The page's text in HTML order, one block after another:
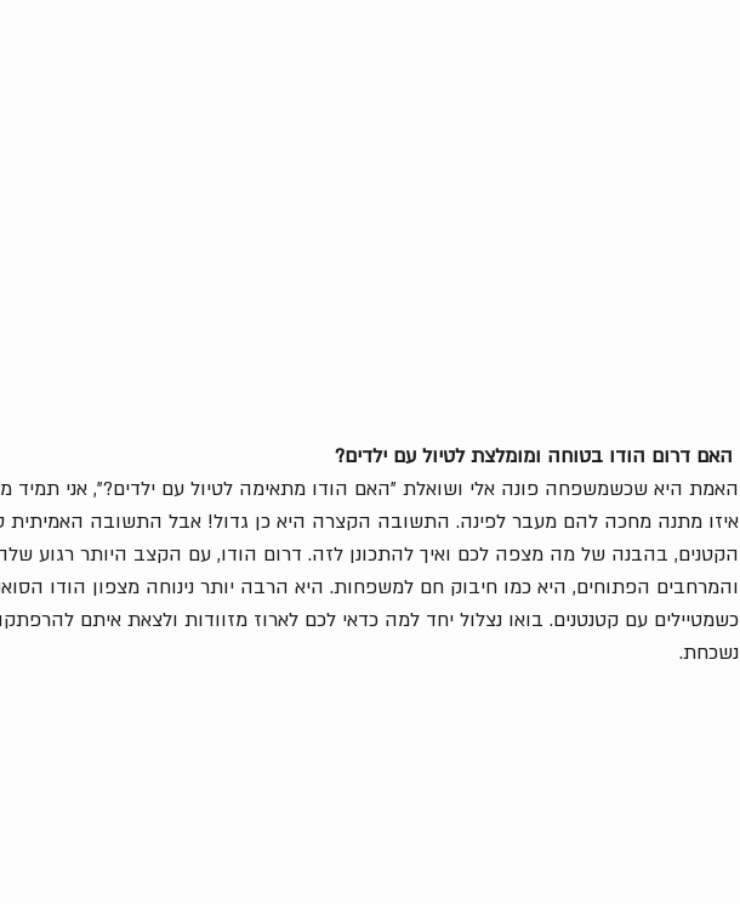
האמת היא שכשמשפחה פונה אלי ושואלת "האם הודו מתאימה לטיול עם ילדים?", אני תמיד
איזו מתנה מחכה להם מעבר לפינה. התשובה הקצרה היא כן גדול! אבל התשובה האמיתית
הקטנים, בהבנה של מה מצפה לכם ואיך להתכונן לזה. דרום הודו, עם הקצב היותר רגוע
והמרחבים הפתוחים, היא כמו חיבוק חם למשפחות. היא הרבה יותר נינוחה מצפון הודו
כשמטיילים עם קטנטנים. בואו נצלול יחד למה כדאי לכם לארוז מזוודות ולצאת איתם
נשכחת.